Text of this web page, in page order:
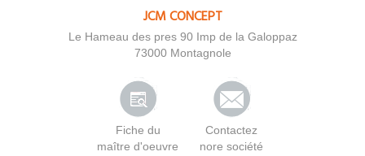
JCM CONCEPT
Le Hameau des pres 90 Imp de la Galoppaz
73000 Montagnole
Fiche du
maître d'oeuvre
Contactez
nore société